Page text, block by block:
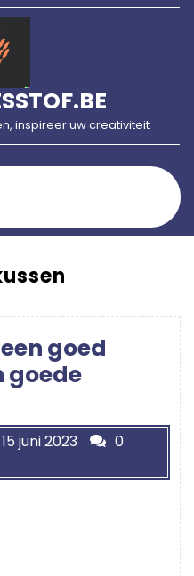
inspireer uw creativiteit
goed
goede
15 juni 2023
0